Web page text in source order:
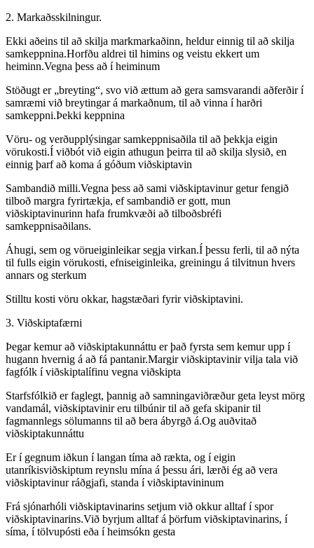
2. Markaðsskilningur.
Ekki aðeins til að skilja markmarkaðinn, heldur einnig til að skilja
samkeppnina.Horfðu aldrei til himins og veistu ekkert um
heiminn.Vegna þess að í heiminum
Stöðugt er „breyting“, svo við ættum að gera samsvarandi aðferðir í
samræmi við breytingar á markaðnum, til að vinna í harðri
samkeppni.Þekki keppnina
Vöru- og verðupplýsingar samkeppnisaðila til að þekkja eigin
vörukosti.Í viðbót við eigin athugun þeirra til að skilja slysið, en
einnig þarf að koma á góðum viðskiptavin
Sambandið milli.Vegna þess að sami viðskiptavinur getur fengið
tilboð margra fyrirtækja, ef sambandið er gott, mun
viðskiptavinurinn hafa frumkvæði að tilboðsbréfi
samkeppnisaðilans.
Áhugi, sem og vörueiginleikar segja virkan.Í þessu ferli, til að nýta
til fulls eigin vörukosti, efniseiginleika, greiningu á tilvitnun hvers
annars og sterkum
Stilltu kosti vöru okkar, hagstæðari fyrir viðskiptavini.
3. Viðskiptafærni
Þegar kemur að viðskiptakunnáttu er það fyrsta sem kemur upp í
hugann hvernig á að fá pantanir.Margir viðskiptavinir vilja tala við
fagfólk í viðskiptalífinu vegna viðskipta
Starfsfólkið er faglegt, þannig að samningaviðræður geta leyst mörg
vandamál, viðskiptavinir eru tilbúnir til að gefa skipanir til
fagmannlegs sölumanns til að bera ábyrgð á.Og auðvitað
viðskiptakunnáttu
Er í gegnum iðkun í langan tíma að rækta, og í eigin
utanríkisviðskiptum reynslu mína á þessu ári, lærði ég að vera
viðskiptavinur ráðgjafi, standa í viðskiptavininum
Frá sjónarhóli viðskiptavinarins setjum við okkur alltaf í spor
viðskiptavinarins.Við byrjum alltaf á þörfum viðskiptavinarins, í
síma, í tölvupósti eða í heimsókn gesta